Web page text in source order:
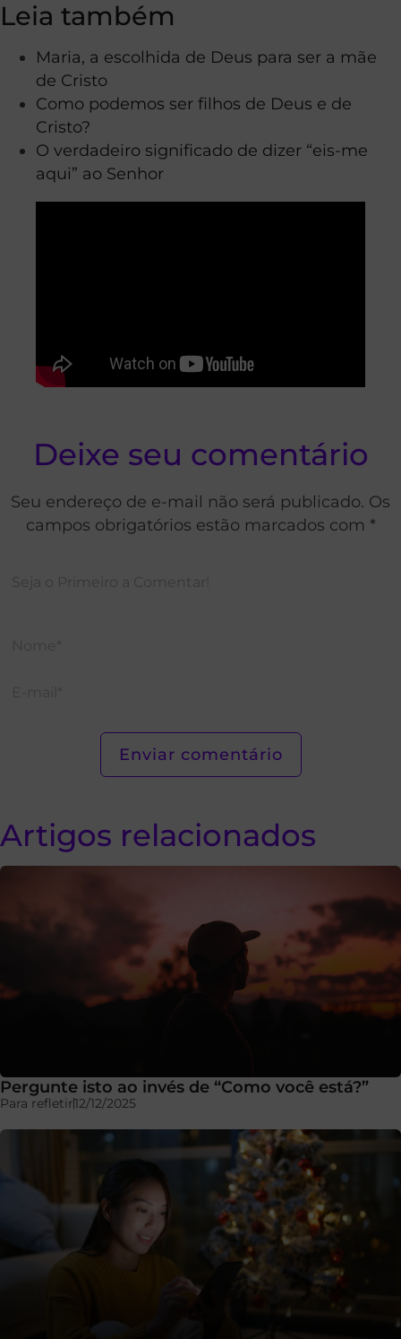
Leia também
Maria, a escolhida de Deus para ser a mãe
de Cristo
Como podemos ser filhos de Deus e de
Cristo?
O verdadeiro significado de dizer “eis-me
aqui” ao Senhor
Deixe seu comentário
Seu endereço de e-mail não será publicado. Os
campos obrigatórios estão marcados com *
Artigos relacionados
Pergunte isto ao invés de “Como você está?”
Para refletir12/12/2025